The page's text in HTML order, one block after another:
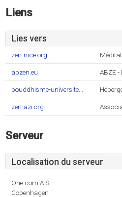
Liens
Lies vers
zen-nice.org
abzen.eu ABZE
bouddhisme-universite...
zen-azi.org
Serveur
Localisation du serveur
One.com A S
Copenhagen